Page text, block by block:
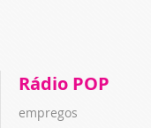
Rádio POP
empregos